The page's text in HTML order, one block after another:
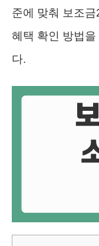
준에 맞춰 보조
혜택 확인 방법을
다.